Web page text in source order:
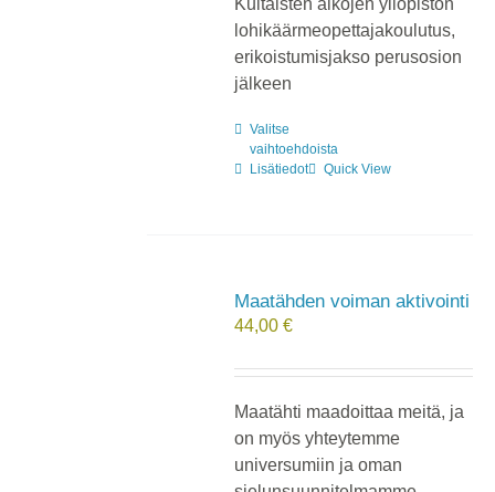
Kultaisten aikojen yliopiston
lohikäärmeopettajakoulutus,
erikoistumisjakso perusosion
jälkeen
Valitse
vaihtoehdoista
tehdä
sivulla.
Lisätiedot Quick View
Maatähden voiman aktivointi
44,00€
Maatähti maadoittaa meitä, ja
on myös yhteytemme
universumiin ja oman